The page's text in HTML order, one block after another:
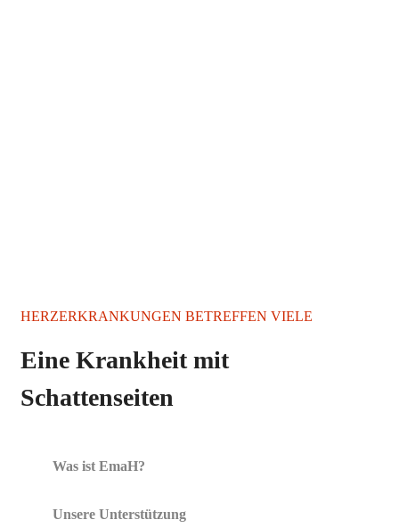
HERZERKRANKUNGEN BETREFFEN VIELE
Eine Krankheit mit
Schattenseiten
Was ist EmaH?
Unsere Unterstützung